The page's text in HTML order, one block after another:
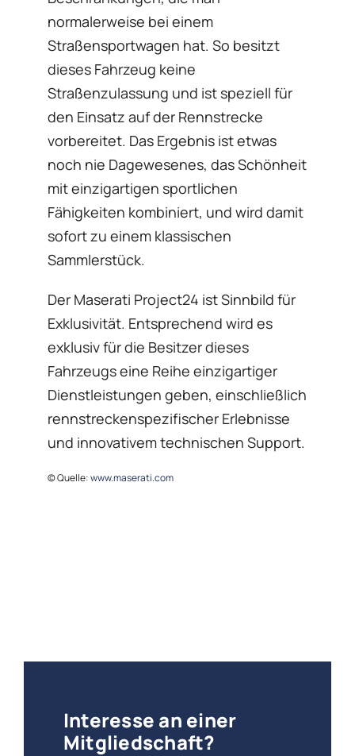
normalerweise bei einem
Straßensportwagen hat. So besitzt
dieses Fahrzeug keine
Straßenzulassung und ist speziell für
den Einsatz auf der Rennstrecke
vorbereitet. Das Ergebnis ist etwas
noch nie Dagewesenes, das Schönheit
mit einzigartigen sportlichen
Fähigkeiten kombiniert, und wird damit
sofort zu einem klassischen
Sammlerstück.
Der Maserati Project24 ist Sinnbild für
Exklusivität. Entsprechend wird es
exklusiv für die Besitzer dieses
Fahrzeugs eine Reihe einzigartiger
Dienstleistungen geben, einschließlich
rennstreckenspezifischer Erlebnisse
und innovativem technischen Support.
© Quelle:www.maserati.com
Interesse an einer
Mitgliedschaft?